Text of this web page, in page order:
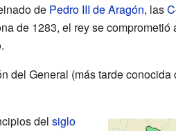
de Pedro III de Aragón, las
de 1283, el rey se comprometió
del General (más tarde
del siglo